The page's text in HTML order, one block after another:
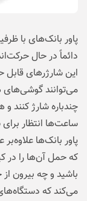
پاور بانک‌های با
دائماً در حال
این شارژرهای قابل
می‌توانند
چندباره شارژ کنند
ساعت‌ها انتظار
پاور بانک‌ها
که حمل آن‌ها را
باشید و چه بیرون
می‌کند که